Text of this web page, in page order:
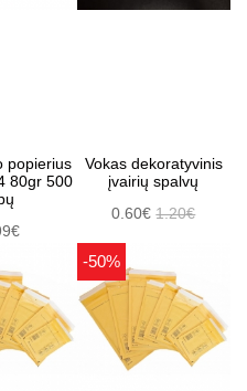
popierius
80gr 500
Vokas dekoratyvinis
įvairių spalvų
0.60€1.20€
-50%